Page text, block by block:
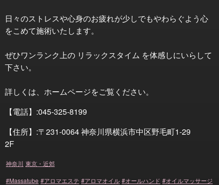
日々のストレスや心身のお疲れが少しでもやわらぐよう心
をこめて施術いたします。
ぜひワンランク上の リラックスタイム を体感しにいらして
下さい。
詳しくは、ホームページをご覧ください。
【電話】:045-325-8199
【住所】:〒231-0064 神奈川県横浜市中区野毛町1-29
2F
神奈川 東京・近郊
Massatube アロマエステ アロマオイル オールハンド
オイルマッサージ